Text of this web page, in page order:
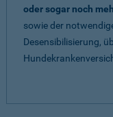
oder sogar noch
sowie der
Desensibilisierung,